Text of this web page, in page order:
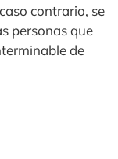
contrario, se
personas que
de